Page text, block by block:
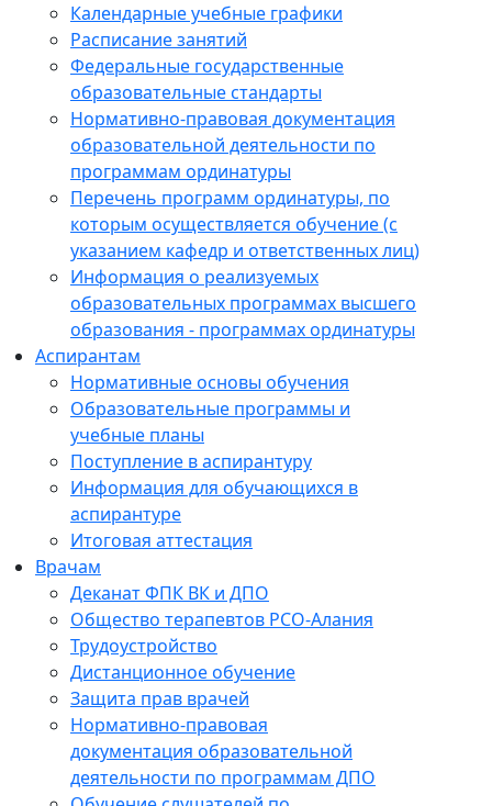
Календарные учебные графики
Расписание занятий
Федеральные государственные
образовательные стандарты
Нормативно-правовая документация
образовательной деятельности по
программам ординатуры
Перечень программ ординатуры, по
которым осуществляется обучение (с
указанием кафедр и ответственных лиц)
Информация о реализуемых
образовательных программах высшего
образования - программах ординатуры
Аспирантам
Нормативные основы обучения
Образовательные программы и
учебные планы
Поступление в аспирантуру
Информация для обучающихся в
аспирантуре
Итоговая аттестация
Врачам
Деканат ФПК ВК и ДПО
Общество терапевтов РСО-Алания
Трудоустройство
Дистанционное обучение
Защита прав врачей
Нормативно-правовая
документация образовательной
деятельности по программам ДПО